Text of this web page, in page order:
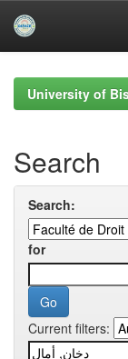
navigationUniversity of
Search
Search:
for
Current filters: